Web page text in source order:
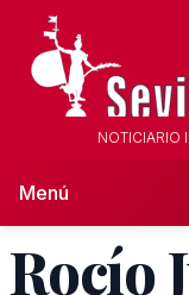
NOTICIARIO
Menú
Rocío